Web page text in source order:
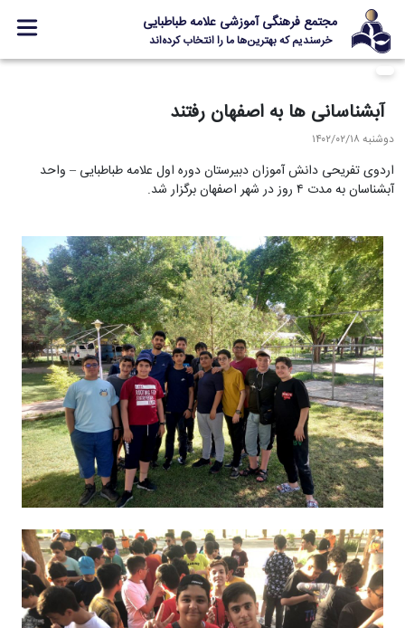
مجتمع فرهنگی آموزشی علامه طباطبایی
خرسندیم که بهترین‌ها ما را انتخاب کرده‌اند
ثبت نام
مدارس
جشنواره ها
ارتباط با ما
Designed and Developed by Kavano Team 2016-18
آبشناسانی ها به اصفهان رفتند
دوشنبه ۱۴۰۲/۰۲/۱۸
اردوی تفریحی دانش آموزان دبیرستان دوره اول علامه طباطبایی – واحد
آبشناسان به مدت ۴ روز در شهر اصفهان برگزار شد.